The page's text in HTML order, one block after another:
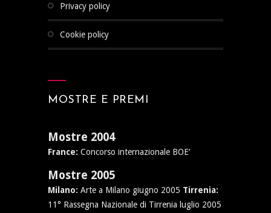
privacy policy
cookie policy
MOSTRE E PREMI
Mostre 2004
France: Concorso internazionale BOE’
Mostre 2005
Milano: Arte a Milano giugno 2005 Tirrenia:
11° Rassegna Nazionale di Tirrenia luglio 2005